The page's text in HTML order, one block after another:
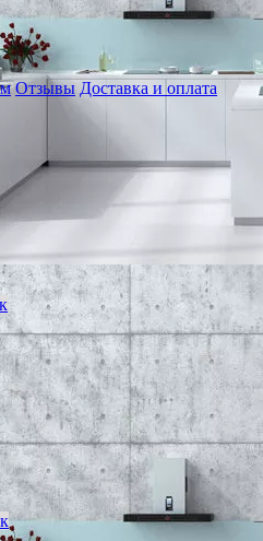
Отзывы Доставка и оплата